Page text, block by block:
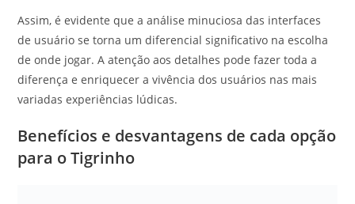
Assim, é evidente que a análise minuciosa das interfaces
de usuário se torna um diferencial significativo na escolha
de onde jogar. A atenção aos detalhes pode fazer toda a
diferença e enriquecer a vivência dos usuários nas mais
variadas experiências lúdicas.
Benefícios e desvantagens de cada opção
para o Tigrinho